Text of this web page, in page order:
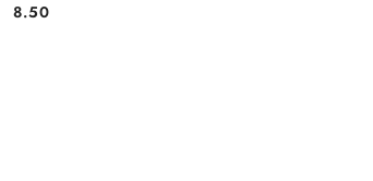
Cena:
8.50